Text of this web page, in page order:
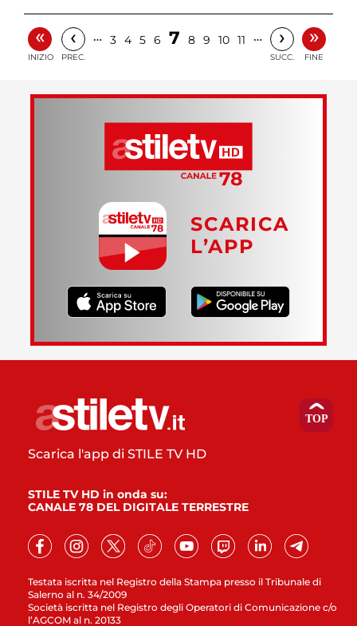
«
INIZIO
‹
PREC.
… 3 4 5 6 7 8 9 10 11 … ›
SUCC.
»
FINE
SCARICA
L’APP
Testata iscritta nel Registro della Stampa presso il Tribunale di
Salerno al n. 34/2009
Società iscritta nel Registro degli Operatori di Comunicazione c/o
l’AGCOM al n. 20133
Scarica l'app di STILE TV HD
STILE TV HD in onda su:
CANALE 78 DEL DIGITALE TERRESTRE